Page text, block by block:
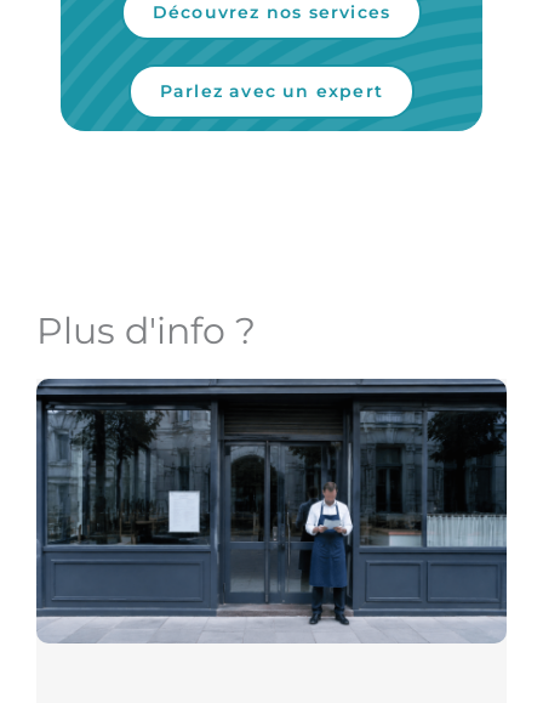
Découvrez nos services
Parlez avec un expert
Plus d'info ?